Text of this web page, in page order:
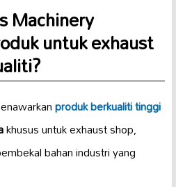
Machinery
untuk exhaust
produk berkualiti tinggi
khusus untuk exhaust shop,
bahan industri yang